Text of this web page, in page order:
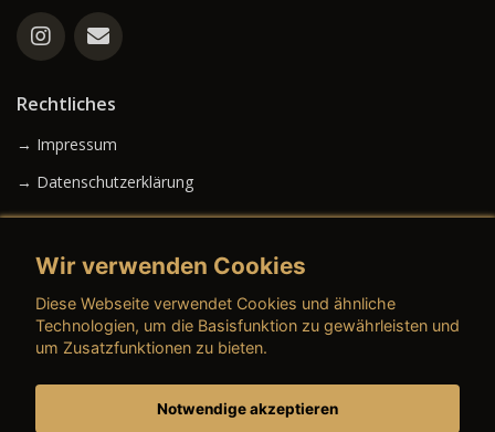
Rechtliches
→ Impressum
→ Datenschutzerklärung
→ AGB (Gebrauchtwagen)
→ AGB (Teile & Zubehör)
Wir verwenden Cookies
Diese Webseite verwendet Cookies und ähnliche
Technologien, um die Basisfunktion zu gewährleisten und
um Zusatzfunktionen zu bieten.
Notwendige akzeptieren